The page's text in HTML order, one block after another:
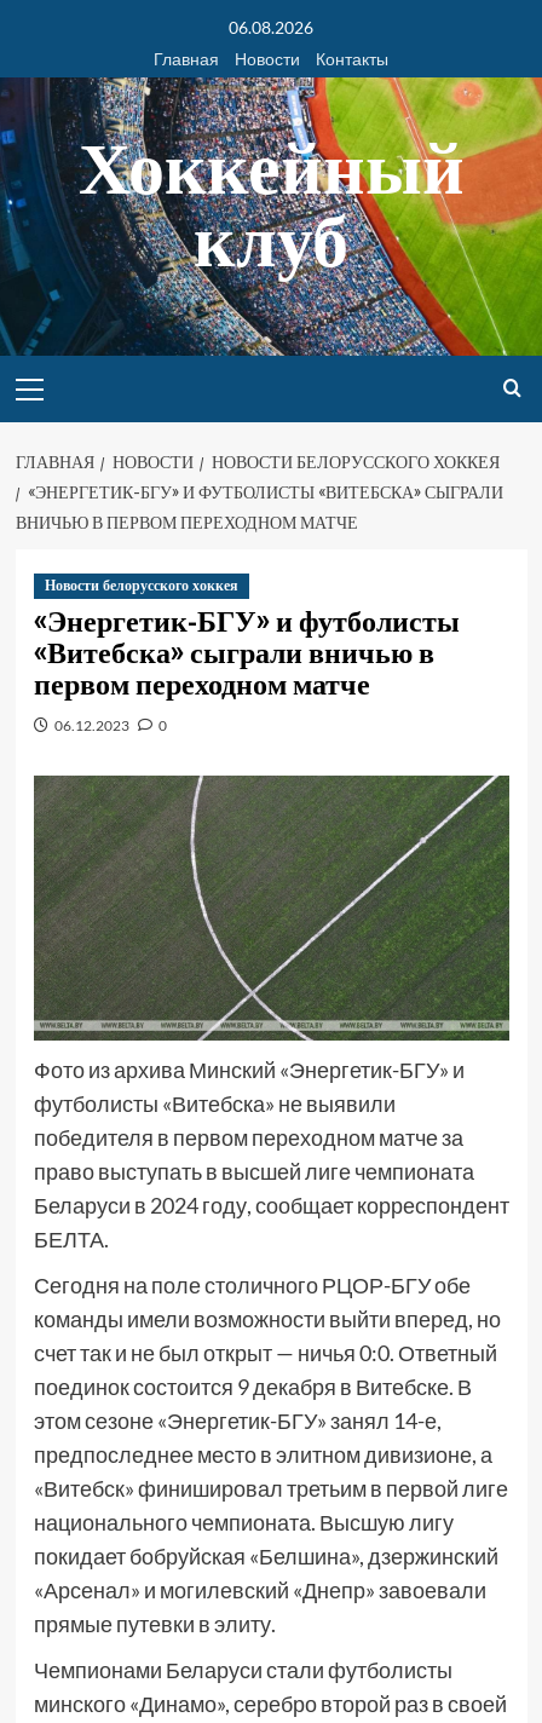
06.08.2026
Главная
Новости Контакты
Хоккейный
клуб
ГЛАВНАЯ НОВОСТИ
НОВОСТИ БЕЛОРУССКОГО ХОККЕЯ
«ЭНЕРГЕТИК-БГУ» И ФУТБОЛИСТЫ «ВИТЕБСКА» СЫГРАЛИ
ВНИЧЬЮ В ПЕРВОМ ПЕРЕХОДНОМ МАТЧЕ
Новости белорусского хоккея
«Энергетик-БГУ» и футболисты
«Витебска» сыграли вничью в
первом переходном матче
06.12.2023 0
Фото из архива Минский «Энергетик-БГУ» и
футболисты «Витебска» не выявили
победителя в первом переходном матче за
право выступать в высшей лиге чемпионата
Беларуси в 2024 году, сообщает корреспондент
БЕЛТА.
Сегодня на поле столичного РЦОР-БГУ обе
команды имели возможности выйти вперед, но
счет так и не был открыт — ничья 0:0. Ответный
поединок состоится 9 декабря в Витебске. В
этом сезоне «Энергетик-БГУ» занял 14-е,
предпоследнее место в элитном дивизионе, а
«Витебск» финишировал третьим в первой лиге
национального чемпионата. Высшую лигу
покидает бобруйская «Белшина», дзержинский
«Арсенал» и могилевский «Днепр» завоевали
прямые путевки в элиту.
Чемпионами Беларуси стали футболисты
минского «Динамо», серебро второй раз в своей